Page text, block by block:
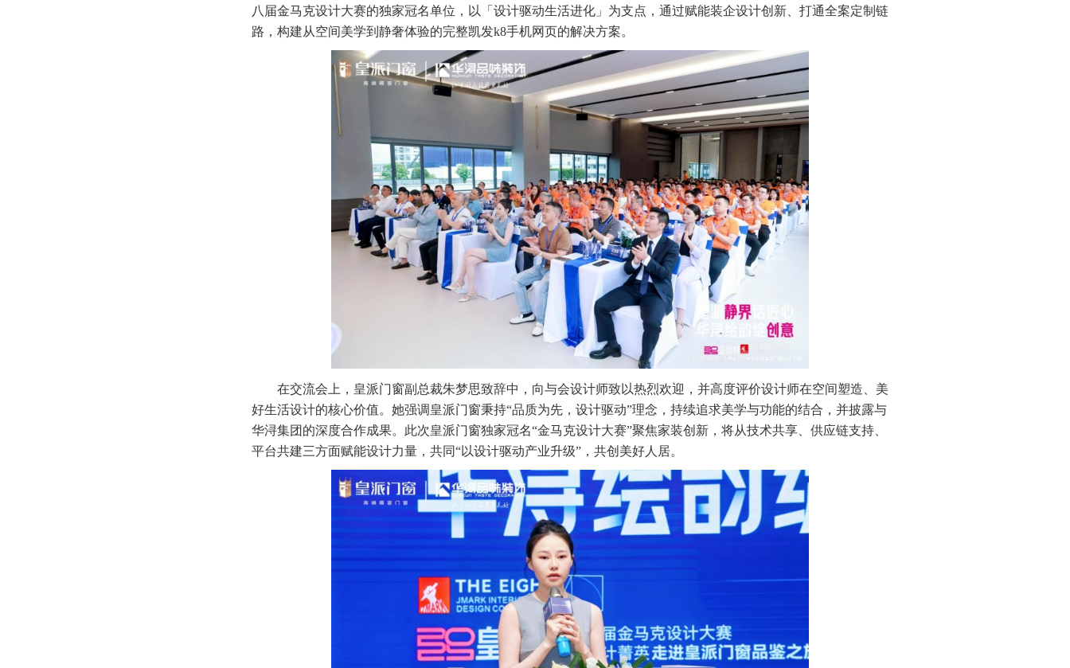
八届金马克设计大赛的独家冠名单位，以「设计驱动生活进化」为支点，通过赋能装企设计创新、打通全案定制链
路，构建从空间美学到静奢体验的完整凯发k8手机网页的解决方案。
在交流会上，皇派门窗副总裁朱梦思致辞中，向与会设计师致以热烈欢迎，并高度评价设计师在空间塑造、美
好生活设计的核心价值。她强调皇派门窗秉持“品质为先，设计驱动”理念，持续追求美学与功能的结合，并披露与
华浔集团的深度合作成果。此次皇派门窗独家冠名“金马克设计大赛”聚焦家装创新，将从技术共享、供应链支持、
平台共建三方面赋能设计力量，共同“以设计驱动产业升级”，共创美好人居。